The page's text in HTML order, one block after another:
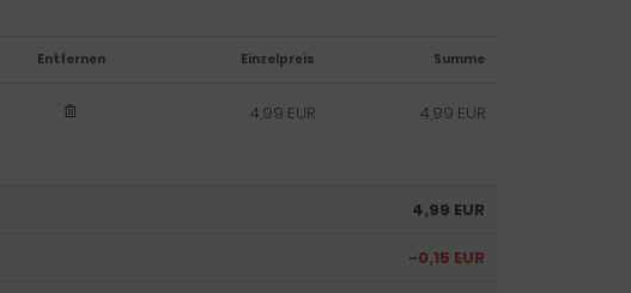
Summe
Einzelpreis
Entfernen
4,99 EUR
4,99 EUR
4,99 EUR
-0,15 EUR